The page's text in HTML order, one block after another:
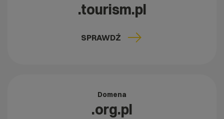
.tourism.pl
SPRAWDŹ
Domena
.org.pl